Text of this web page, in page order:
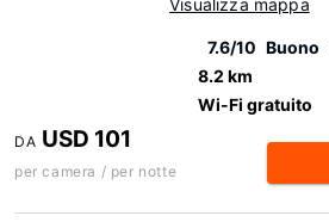
Visualizza mappa
7.6/10 Buono
8.2 km
Wi-Fi gratuito
DA USD 101
per camera / per notte